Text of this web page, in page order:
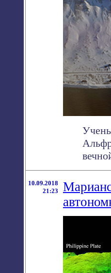
10.09.2018
21:23